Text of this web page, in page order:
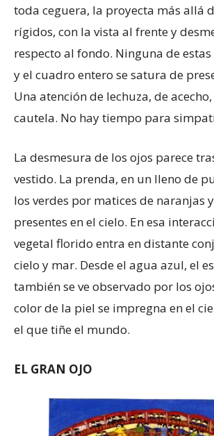
toda ceguera, la proyecta más allá
rígidos, con la vista al frente y
respecto al fondo. Ninguna de
y el cuadro entero se satura de
Una atención de lechuza, de
cautela. No hay tiempo para
La desmesura de los ojos parece
vestido. La prenda, en un lleno de
los verdes por matices de naranjas
presentes en el cielo. En esa
vegetal florido entra en distante
cielo y mar. Desde el agua azul, el
también se ve observado por los
color de la piel se impregna en el
el que tiñe el mundo.
EL GRAN OJO